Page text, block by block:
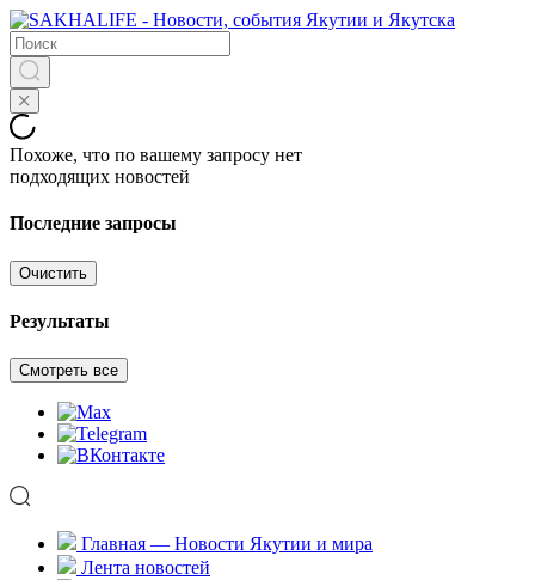
Похоже, что по вашему запросу нет
подходящих новостей
Последние запросы
Очистить
Результаты
Смотреть все
Главная — Новости Якутии и мира
Лента новостей